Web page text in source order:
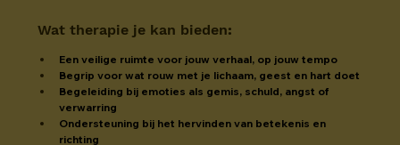
Wat therapie je kan bieden:
Een veilige ruimte voor jouw verhaal, op jouw tempo
Begrip voor wat rouw met je lichaam, geest en hart doet
Begeleiding bij emoties als gemis, schuld, angst of
verwarring
Ondersteuning bij het hervinden van betekenis en
richting